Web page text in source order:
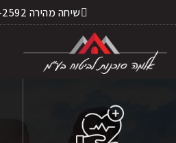
שיחה מהירה 052-663-2592